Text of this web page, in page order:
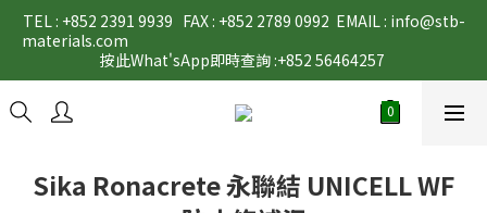
TEL : +852 2391 9939   FAX : +852 2789 0992  EMAIL : info@stb-
materials.com
按此What'sApp即時查詢 :+852 56464257
Sika Ronacrete 永聯結 UNICELL WF